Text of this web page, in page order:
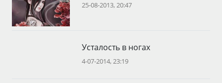
25-08-2013, 20:47
Усталость в ногах
4-07-2014, 23:19